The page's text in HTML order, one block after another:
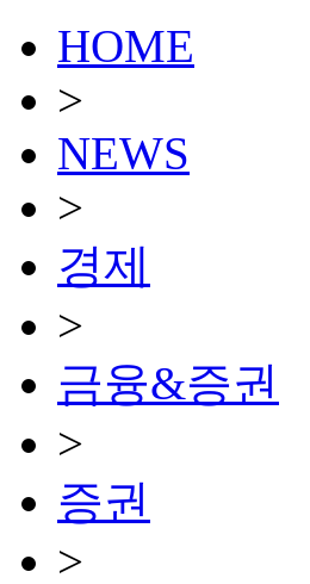
HOME
>
NEWS
>
경제
>
금융&증권
>
증권
>